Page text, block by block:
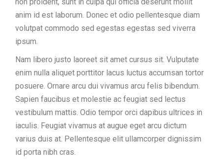
anim id est laborum. Donec et odio pellentesque diam
volutpat commodo sed egestas egestas sed viverra
ipsum.
Nam libero justo laoreet sit amet cursus sit. Vulputate
enim nulla aliquet porttitor lacus luctus accumsan tortor
posuere. Ornare arcu dui vivamus arcu felis bibendum.
Sapien faucibus et molestie ac feugiat sed lectus
vestibulum mattis. Odio tempor orci dapibus ultrices in
iaculis. Feugiat vivamus at augue eget arcu dictum
varius duis at. Pellentesque elit ullamcorper dignissim
id porta nibh cras.